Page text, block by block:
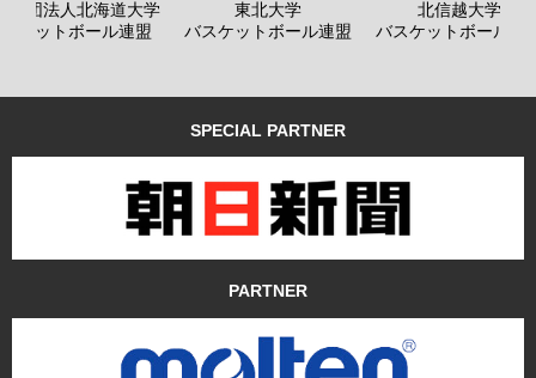
社団法人北海道大学
ケットボール連盟
東北大学
バスケットボール連盟
北信越大学
バスケットボール連
SPECIAL PARTNER
PARTNER